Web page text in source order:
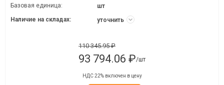
Базовая единица:
шт
Наличие на складах:
уточнить
110 345.95 ₽
93 794.06 ₽/шт
НДС 22% включен в цену